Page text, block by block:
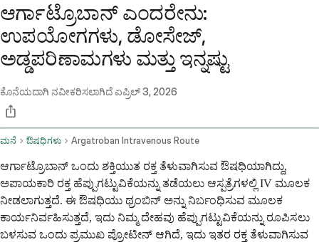
ಆರ್ಗಾಟ್ರೊಬಾನ್ ಎಂದರೇನು:
ಉಪಯೋಗಗಳು, ಡೋಸೇಜ್,
ಅಡ್ಡಪರಿಣಾಮಗಳು ಮತ್ತು ಇನ್ನಷ್ಟು
ಕೊನೆಯದಾಗಿ ನವೀಕರಿಸಲಾಗಿದೆಏಪ್ರಿಲ್ 3, 2026
ಮನೆ ಔಷಧಿಗಳು Argatroban Intravenous Route
ಆರ್ಗಾಟ್ರೊಬಾನ್ ಒಂದು ಶಕ್ತಿಯುತ ರಕ್ತ ತೆಳುವಾಗಿಸುವ ಔಷಧಿಯಾಗಿದ್ದು,
ಅಪಾಯಕಾರಿ ರಕ್ತ ಹೆಪ್ಪುಗಟ್ಟುವಿಕೆಯನ್ನು ತಡೆಯಲು ಆಸ್ಪತ್ರೆಗಳಲ್ಲಿ IV ಮೂಲಕ
ನೀಡಲಾಗುತ್ತದೆ. ಈ ಔಷಧಿಯು ಥ್ರಂಬಿನ್ ಅನ್ನು ನಿರ್ಬಂಧಿಸುವ ಮೂಲಕ
ಕಾರ್ಯನಿರ್ವಹಿಸುತ್ತದೆ, ಇದು ನಿಮ್ಮ ದೇಹವು ಹೆಪ್ಪುಗಟ್ಟುವಿಕೆಯನ್ನು ರೂಪಿಸಲು
ಬಳಸುವ ಒಂದು ಪ್ರಮುಖ ಪ್ರೋಟೀನ್ ಆಗಿದೆ, ಇದು ಇತರ ರಕ್ತ ತೆಳುವಾಗಿಸುವ